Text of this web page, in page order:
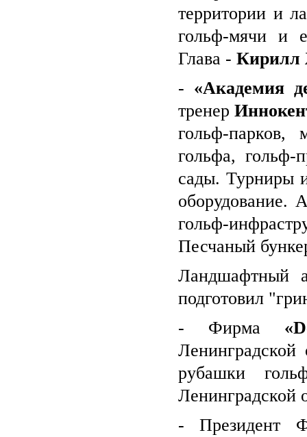
территории и
гольф-мячи и
Глава - Кирилл
- «Академия
тренер
гольф-парков,
гольфа, гольф-
сады. Турниры
оборудование.
гольф-
Песчаный
Ландшафтный
подготовил
- Фирма
рубашки
Ленинградской
- Президент